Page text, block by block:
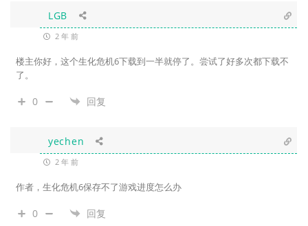
LGB
2 年 前
楼主你好，这个生化危机6下载到一半就停了。尝试了好多次都下载不
了。
0 回复
yechen
2 年 前
作者，生化危机6保存不了游戏进度怎么办
0 回复